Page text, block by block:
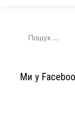
Ми у